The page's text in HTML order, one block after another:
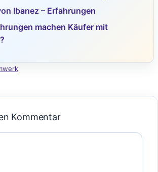
Ibanez – Erfahrungen
machen Käufer mit
Kommentar